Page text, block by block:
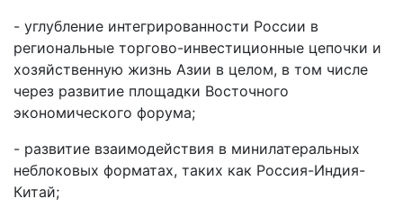
- углубление интегрированности России в
региональные торгово-инвестиционные цепочки и
хозяйственную жизнь Азии в целом, в том числе
через развитие площадки Восточного
экономического форума;
- развитие взаимодействия в минилатеральных
неблоковых форматах, таких как Россия-Индия-
Китай;